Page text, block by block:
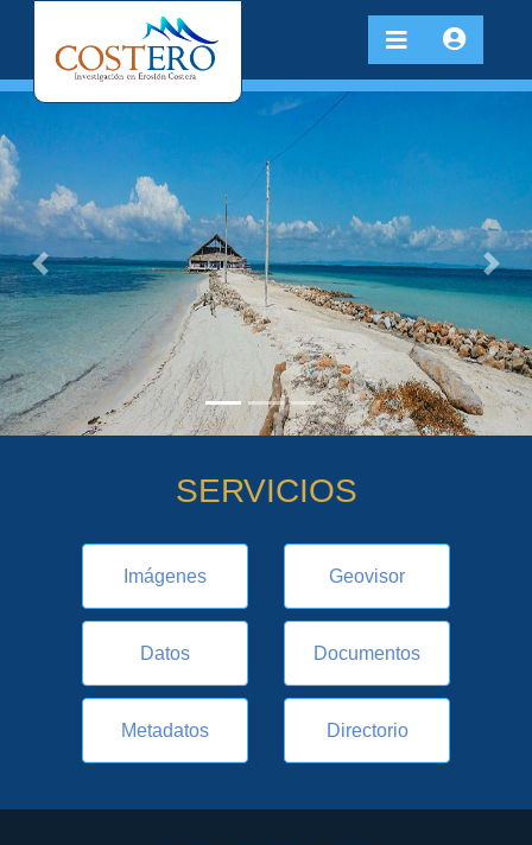
Previous Next
SERVICIOS
Imágenes Geovisor
Datos Documentos
Metadatos Directorio